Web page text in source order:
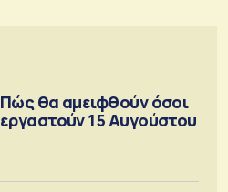
Πώς θα αμειφθούν όσοι
εργαστούν 15 Αυγούστου